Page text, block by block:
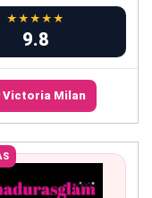
★★★★★
9.8
Victoria Milan